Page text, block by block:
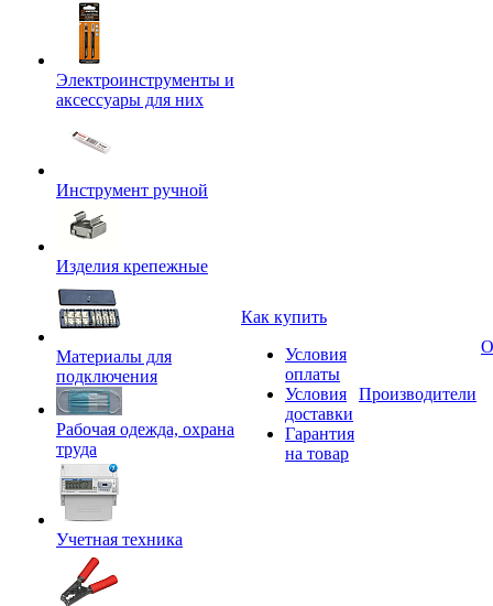
Электроинструменты и
аксессуары для них
Инструмент ручной
Изделия крепежные
Материалы для
подключения
Рабочая одежда, охрана
труда
Учетная техника
Как купить
Условия
оплаты
Условия
доставки
Гарантия
на товар
Производители